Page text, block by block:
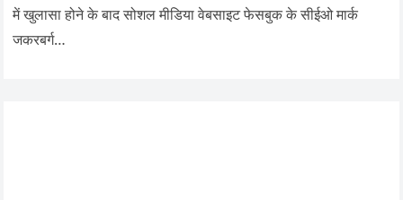
में खुलासा होने के बाद सोशल मीडिया वेबसाइट फेसबुक के सीईओ मार्क
जकरबर्ग…